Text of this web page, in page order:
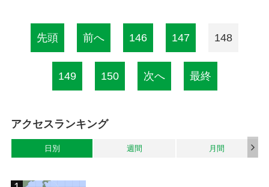
先頭 前へ 146 147 148
149 150 次へ 最終
アクセスランキング
日別 週間 月間